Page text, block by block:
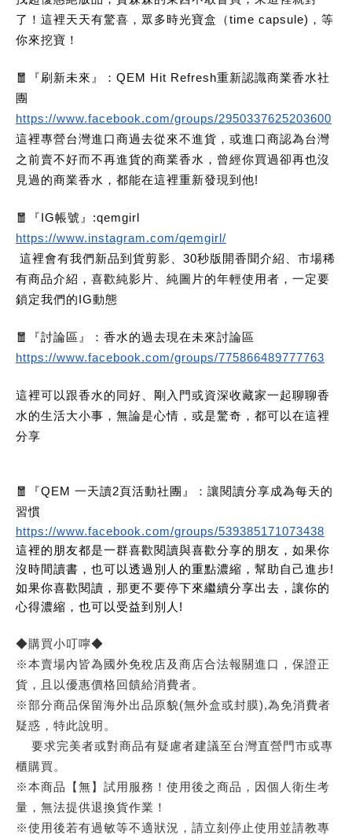
了！這裡天天有驚喜，眾多時光寶盒（time capsule)，等
你來挖寶！
🧧『刷新未來』：QEM Hit Refresh重新認識商業香水社
團
https://www.facebook.com/groups/2950337625203600
這裡專營台灣進口商過去從來不進貨，或進口商認為台灣
之前賣不好而不再進貨的商業香水，曾經你買過卻再也沒
見過的商業香水，都能在這裡重新發現到他!
🧧『IG帳號』:qemgirl
https://www.instagram.com/qemgirl/
這裡會有我們新品到貨剪影、30秒版開香聞介紹、市場稀
有商品介紹，喜歡純影片、純圖片的年輕使用者，一定要
鎖定我們的IG動態
🧧『討論區』：香水的過去現在未來討論區
https://www.facebook.com/groups/775866489777763
這裡可以跟香水的同好、剛入門或資深收藏家一起聊聊香
水的生活大小事，無論是心情，或是驚奇，都可以在這裡
分享
🧧『QEM 一天讀2頁活動社團』：讓閱讀分享成為每天的
習慣
https://www.facebook.com/groups/539385171073438
這裡的朋友都是一群喜歡閱讀與喜歡分享的朋友，如果你
沒時間讀書，也可以透過別人的重點濃縮，幫助自己進步!
如果你喜歡閱讀，那更不要停下來繼續分享出去，讓你的
心得濃縮，也可以受益到別人!
◆購買小叮嚀◆
※本賣場內皆為國外免稅店及商店合法報關進口，保證正
貨，且以優惠價格回饋給消費者。
※部分商品保留海外出品原貌(無外盒或封膜),為免消費者
疑惑，特此說明。
要求完美者或對商品有疑慮者建議至台灣直營門市或專
櫃購買。
※本商品【無】試用服務！使用後之商品，因個人衛生考
量，無法提供退換貨作業！
※使用後若有過敏等不適狀況，請立刻停止使用並請教專